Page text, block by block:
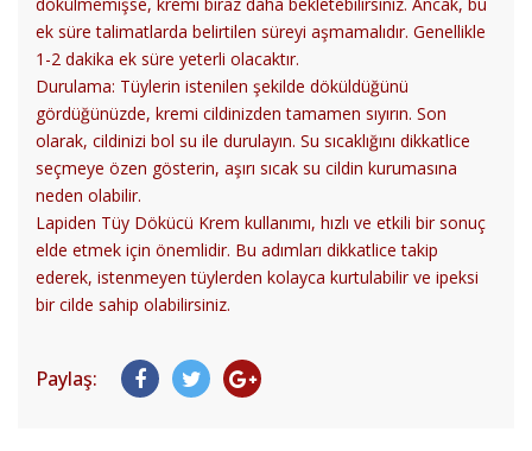
ek süre talimatlarda belirtilen süreyi aşmamalıdır. Genellikle
1-2 dakika ek süre yeterli olacaktır.
Durulama: Tüylerin istenilen şekilde döküldüğünü
gördüğünüzde, kremi cildinizden tamamen sıyırın. Son
olarak, cildinizi bol su ile durulayın. Su sıcaklığını dikkatlice
seçmeye özen gösterin, aşırı sıcak su cildin kurumasına
neden olabilir.
Lapiden Tüy Dökücü Krem kullanımı, hızlı ve etkili bir sonuç
elde etmek için önemlidir. Bu adımları dikkatlice takip
ederek, istenmeyen tüylerden kolayca kurtulabilir ve ipeksi
bir cilde sahip olabilirsiniz.
Paylaş: